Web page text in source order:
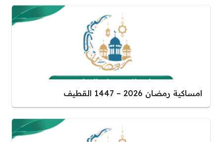
امساكية رمضان 2026 – 1447 القطيف